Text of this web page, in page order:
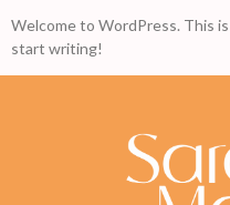
Welcome to WordPress. This
start writing!